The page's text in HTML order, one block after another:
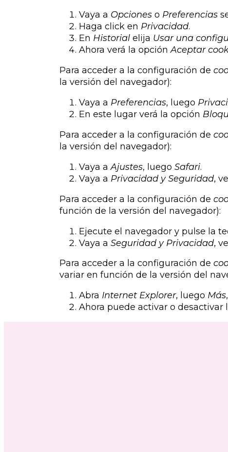
Vaya a Opciones o Preferencias
Haga click en Privacidad.
En Historial elija Usar una
Ahora verá la opciónAceptar
Para acceder a la configuración de
la versión del navegador):
Vaya a Preferencias, luego
En este lugar verá la opción
Para acceder a la configuración de
la versión del navegador):
Vaya aAjustes, luego Safari.
Vaya a Privacidad y Seguridad,
Para acceder a la configuración de
función de la versión del navegador):
Ejecute el navegador y pulse la
Vaya a Seguridad y Privacidad,
Para acceder a la configuración de
variar en función de la versión del
Abra Internet Explorer, luego Más
Ahora puede activar o desactivar